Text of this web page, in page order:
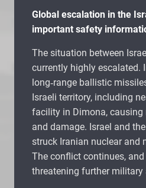
Global escalation in the
important safety
The situation between
currently highly escalated.
long‑range ballistic
Israeli territory, including
facility in Dimona, causing
and damage. Israel and
struck Iranian nuclear and
The conflict continues,
threatening further military